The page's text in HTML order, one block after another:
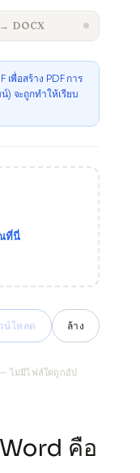
DOCX
พื่อสร้าง PDF การ
จะถูกทำให้เรียบ
ที่นี่
น์โหลด ล้าง
ไม่มีไฟล์ใดถูกอัป
คือ